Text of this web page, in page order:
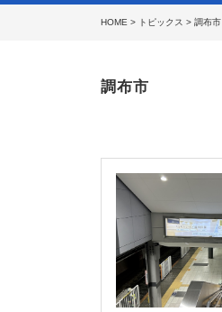
HOME > トピックス > 調布市
調布市